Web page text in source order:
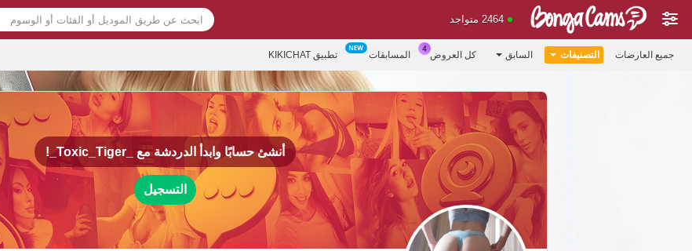
2464 متواجد
جميع العارضات التصنيفات السابق كل العروض المسابقات تطبيق KIKICHAT
أنشئ حسابًا وابدأ الدردشة مع _Toxic_Tiger_!
التسجيل